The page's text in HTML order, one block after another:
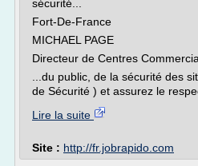
sécurité...
Fort-De-France
MICHAEL PAGE
Directeur de Centres
...du public, de la sécurité des
de Sécurité ) et assurez le
Lire la suite
Site : http://fr.jobrapido.com